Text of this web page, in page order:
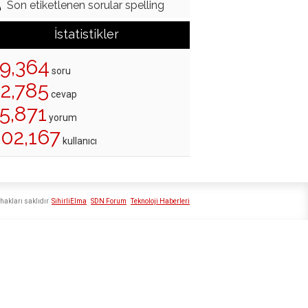
Son etiketlenen sorular spelling
İstatistikler
soru
cevap
yorum
kullanıcı
SihirliElma SDN Forum Teknoloji Haberleri
saklıdır